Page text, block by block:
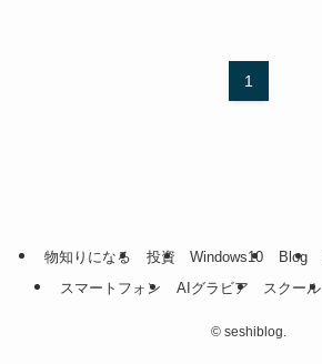
1
物知りになる 投資 Windows10 Blog
スマートフォン
AIグラビア スクール
© seshiblog.